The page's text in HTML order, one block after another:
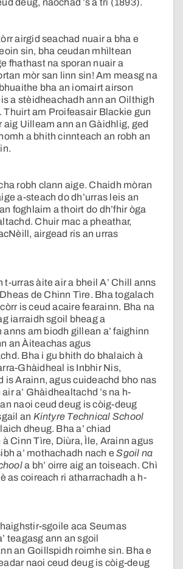
deug, naochad ’s a trì (1893).
airgid seachad nuair a bha e
sin, bha ceudan mhìltean
fhathast na sporan nuair a
mòr san linn sin! Am measg na
bha an iomairt airson
a stèidheachadh ann an Oilthigh
Thuirt am Proifeasair Blackie gun
aig Uilleam ann an Gàidhlig, ged
a bhith cinnteach an robh an
robh clann aige. Chaidh mòran
a-steach do dh’urras leis an
foghlaim a thoirt do dh’fhir òga
Chuir mac a pheathar,
airgead ris an urras
t-urras àite air a bheil A’ Chill anns
de Chinn Tìre. Bha togalach
is ceud acaire fearainn. Bha na
iarraidh sgoil bheag a
am biodh gillean a’ faighinn
an Àiteachas agus
Bha i gu bhith do bhalaich à
Ghàidheal is Inbhir Nis,
is Arainn, agus cuideachd bho nas
a’ Ghàidhealtachd ’s na h-
naoi ceud deug is còig-deug
an Kintyre Technical School
dheug. Bha a’ chiad
à Cinn Tìre, Diùra, Ìle, Arainn agus
a’ mothachadh nach eSgoil na
a bh’ oirre aig an toiseach. Chì
as coireach ri atharrachadh a h-
sgoile aca Seumas
teagasg ann an sgoil
an Goillspidh roimhe sin. Bha e
naoi ceud deug is còig-deug